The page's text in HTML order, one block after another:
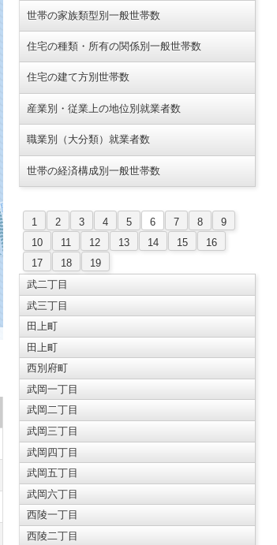
世帯の家族類型別一般世帯数
住宅の種類・所有の関係別一般世帯数
住宅の建て方別世帯数
産業別・従業上の地位別就業者数
職業別（大分類）就業者数
世帯の経済構成別一般世帯数
1 2 3 4 5 6 7 8
9
10
11 12 13 14 15
16
17
18
19
武二丁目
武三丁目
田上町
田上町
西別府町
武岡一丁目
武岡二丁目
武岡三丁目
武岡四丁目
武岡五丁目
武岡六丁目
西陵一丁目
西陵二丁目